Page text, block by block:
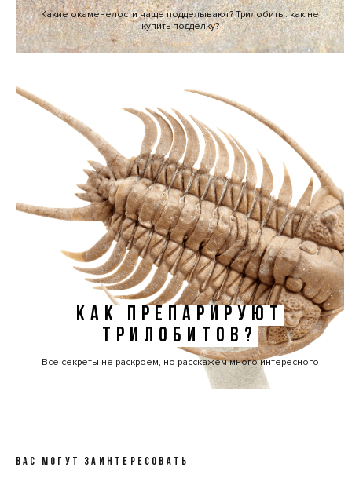
Какие окаменелости чаще подделывают? Трилобиты: как не
купить подделку?
КАК ПРЕПАРИРУЮТ
ТРИЛОБИТОВ?
Все секреты не раскроем, но расскажем много интересного
ВАС МОГУТ ЗАИНТЕРЕСОВАТЬ